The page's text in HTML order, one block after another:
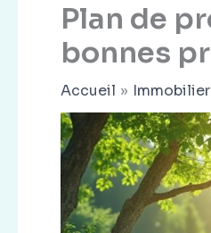
Plan de
bonnes
Accueil